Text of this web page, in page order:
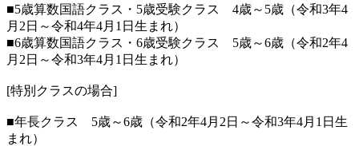
■5歳算数国語クラス・5歳受験クラス 4歳～5歳（令和3年4
月2日～令和4年4月1日生まれ）
■6歳算数国語クラス・6歳受験クラス 5歳～6歳（令和2年4
月2日～令和3年4月1日生まれ）
[特別クラスの場合]
■年長クラス 5歳～6歳（令和2年4月2日～令和3年4月1日生
まれ）